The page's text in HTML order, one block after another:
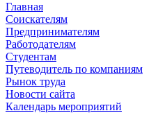
Главная
Соискателям
Предпринимателям
Работодателям
Студентам
Путеводитель по компаниям
Рынок труда
Новости сайта
Календарь мероприятий